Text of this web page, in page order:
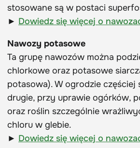
stosowane są w postaci
► Dowiedz się więcej o
Nawozy potasowe
Ta grupę nawozów można
chlorkowe oraz potasowe
potasowa). W ogrodzie częściej
drugie, przy uprawie ogórków,
oraz roślin szczególnie
chloru w glebie.
► Dowiedz się więcej o